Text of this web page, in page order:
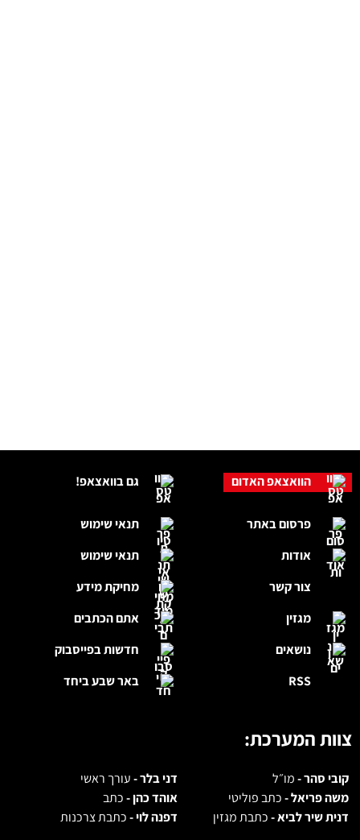
גם בוואצאפ!
תנאי שימוש
תנאי שימוש
מחיקת מידע
אתם הכתבים
חדשות בפייסבוק
באר שבע ביחד
הוואצאפ האדום
פרסום באתר
אודות
צור קשר
מגזין
נושאים
RSS
צוות המערכת:
קובי סהר -מו״ל דני בלר -עורך ראשי
משה פריאל -כתב פוליטי אוהד כהן -כתב
דנית שיר לביא -כתבת מגזין דפנה לוי -כתבת צרכנות